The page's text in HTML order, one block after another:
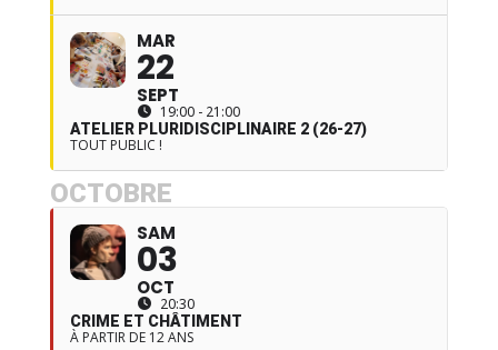
MAR
22
SEPT
19:00 - 21:00
ATELIER PLURIDISCIPLINAIRE 2 (26-27)
TOUT PUBLIC !
OCTOBRE
SAM
03
OCT
20:30
CRIME ET CHÂTIMENT
À PARTIR DE 12 ANS